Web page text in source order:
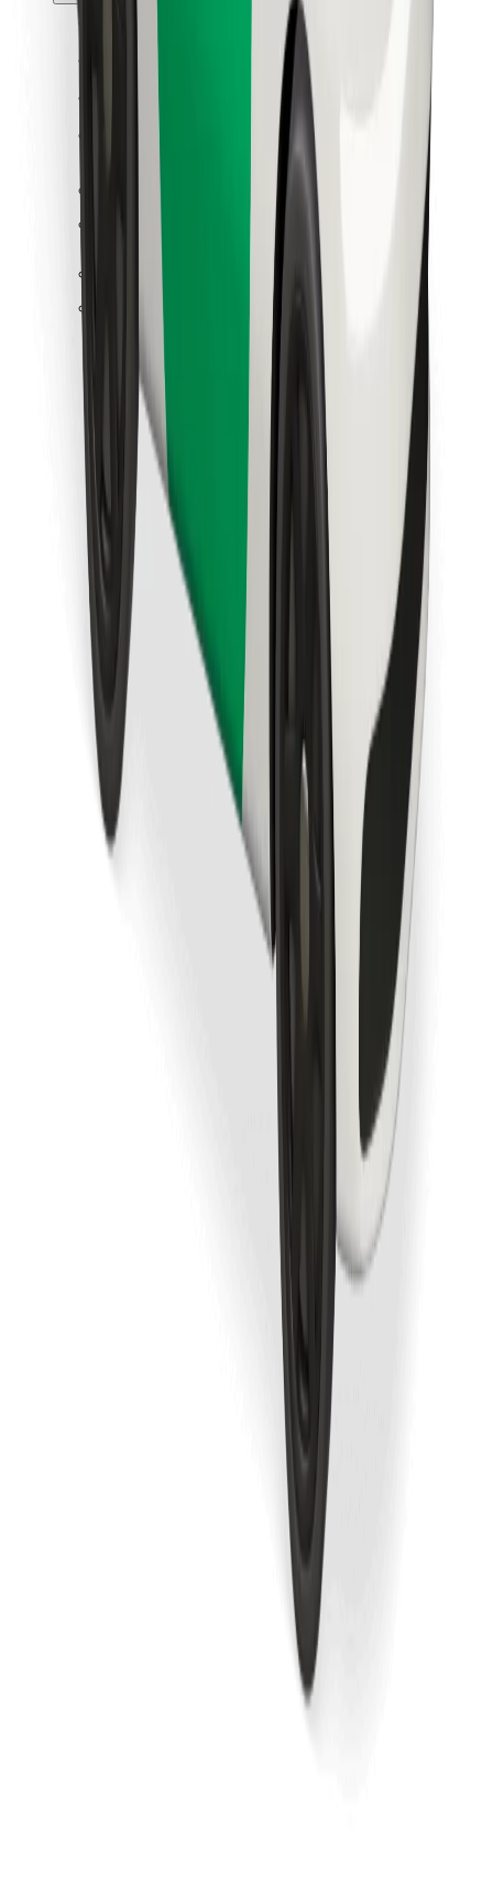
Partneři
Stáhněte si aplikaci Bolt
Objevte své oblíbené jídlo!
Stáhněte si aplikaci Bolt Food